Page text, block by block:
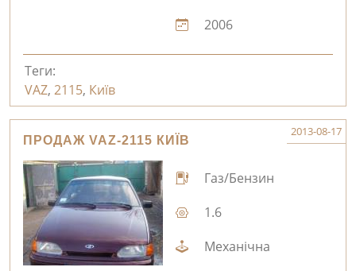
2006
Теги:
VAZ, 2115, Київ
ПРОДАЖ VAZ-2115 КИЇВ
2013-08-17
Газ/Бензин
1.6
Механічна